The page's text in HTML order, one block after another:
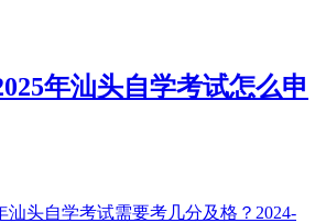
年汕头自学考试怎么申
汕头自学考试需要考几分及格？ 2024-